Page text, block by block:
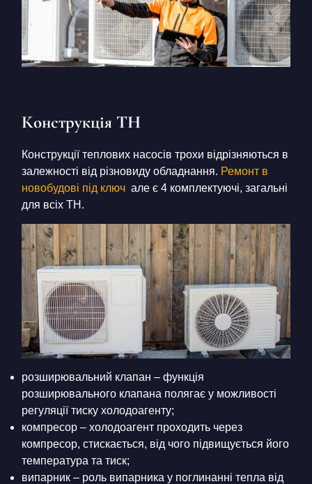
Конструкція ТН
Конструкції теплових насосів трохи відрізняються в
залежності від різновиду обладнання. Ремонт в
новобудові під ключале є 4 комплектуючі, загальні
для всіх ТН.
розширювальний клапан – функція
розширювального клапана полягає у можливості
регуляції тиску холодоагенту;
компресор – холодоагент проходить через
компресор, стискається, від чого підвищується його
температура та тиск;
випарник – роль випарника у поглинанні тепла від